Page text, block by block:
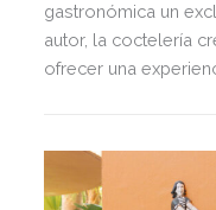
gastronómica un
autor, la coctelería
ofrecer una